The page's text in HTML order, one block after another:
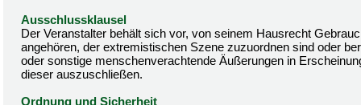
Ausschlussklausel
Der Veranstalter behält sich vor, von seinem Hausrecht
angehören, der extremistischen Szene zuzuordnen sind oder
oder sonstige menschenverachtende Äußerungen in
dieser auszuschließen.
Ordnung und Sicherheit